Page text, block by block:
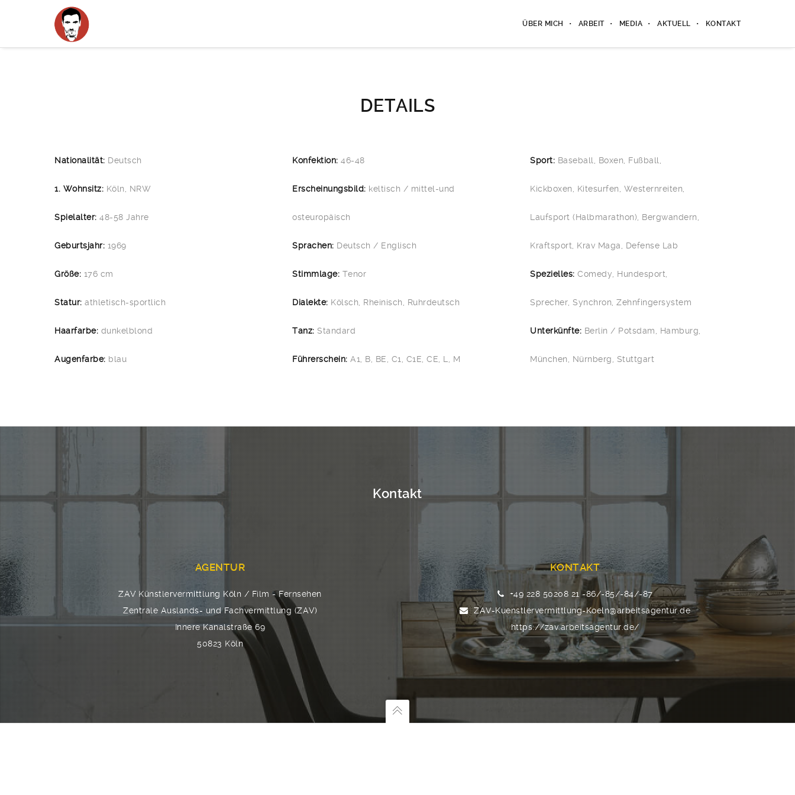
ÜBER MICH ARBEIT MEDIA AKTUELL KONTAKT
DETAILS
Nationalität: Deutsch
1. Wohnsitz: Köln, NRW
Spielalter: 48-58 Jahre
Geburtsjahr: 1969
Größe: 176 cm
Statur: athletisch-sportlich
Haarfarbe: dunkelblond
Augenfarbe: blau
Konfektion: 46-48
Erscheinungsbild: keltisch / mittel-und
osteuropäisch
Sprachen: Deutsch / Englisch
Stimmlage: Tenor
Dialekte: Kölsch, Rheinisch, Ruhrdeutsch
Tanz: Standard
Führerschein: A1, B, BE, C1, C1E, CE, L, M
Sport: Baseball, Boxen, Fußball,
Kickboxen, Kitesurfen, Westernreiten,
Laufsport (Halbmarathon), Bergwandern,
Kraftsport, Krav Maga, Defense Lab
Spezielles: Comedy, Hundesport,
Sprecher, Synchron, Zehnfingersystem
Unterkünfte: Berlin / Potsdam, Hamburg,
München, Nürnberg, Stuttgart
Kontakt
AGENTUR
ZAV Künstlervermittlung Köln / Film - Fernsehen
Zentrale Auslands- und Fachvermittlung (ZAV)
Innere Kanalstraße 69
50823 Köln
KONTAKT
+49 228 50208 21 -86/-85/-84/-87
ZAV-Kuenstlervermittlung-Koeln@arbeitsagentur.de
https://zav.arbeitsagentur.de/